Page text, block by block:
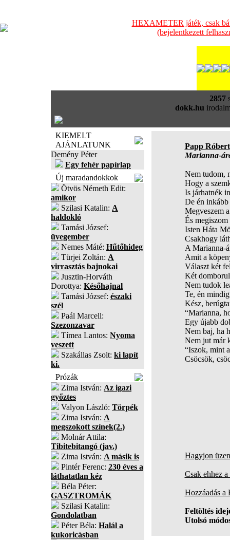
HEXAMETER játék, csak
(bejelentkezett
2857
dokk.hu
KIEMELT
AJÁNLATUNK
Demény Péter
Egy fehér papírlap
Új maradandokkok
Ötvös Németh Edit:
amikor
Szilasi Katalin: A
haldokló
Tamási József:
üvegember
Nemes Máté: Hűtőhideg
Türjei Zoltán: A
virrasztás bajnokai
Jusztin-Horváth
Dorottya: Későhajnal
Tamási József: északi
szél
Paál Marcell:
Szezonzavar
Tímea Lantos: Nyoma
veszett
Szakállas Zsolt: ki lapít
ki.
Prózák
Zima István: Az igazi
győztes
Valyon László: Törpék
Zima István: A
megszokott színek(2.)
Molnár Attila:
Tibitebitangó (jav.)
Zima István: A másik is
Pintér Ferenc: 230 éves a
láthatatlan kéz
Béla Péter:
GASZTROMÁK
Szilasi Katalin:
Gondolatban
Péter Béla: Halál a
kukoricásban
Papp Róbert
Marianna-
Nem tudom,
Hogy a
Is járhatnék
De én inkább
Megveszem
És megiszom
Isten Háta
Csakhogy
A Marianna-
Amit a
Választ két
Két
Nem tudok
Te, én
Kész,
“Marianna,
Egy újabb
Nem baj, ha
Nem jut már
“Iszok, mint
Csöcsök,
Hagyjon
Csak ehhez
Hozzáadás
Feltöltés
Utolsó